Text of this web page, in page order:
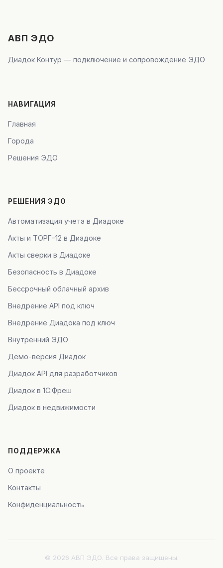
АВП ЭДО
Диадок Контур — подключение и сопровождение ЭДО
НАВИГАЦИЯ
Главная
Города
Решения ЭДО
РЕШЕНИЯ ЭДО
Автоматизация учета в Диадоке
Акты и ТОРГ-12 в Диадоке
Акты сверки в Диадоке
Безопасность в Диадоке
Бессрочный облачный архив
Внедрение API под ключ
Внедрение Диадока под ключ
Внутренний ЭДО
Демо-версия Диадок
Диадок API для разработчиков
Диадок в 1С:Фреш
Диадок в недвижимости
ПОДДЕРЖКА
О проекте
Контакты
Конфиденциальность
© 2026 АВП ЭДО. Все права защищены.